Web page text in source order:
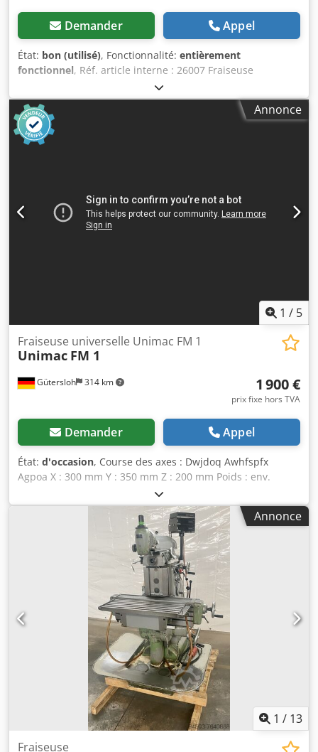
Demander Appel
État: bon (utilisé), Fonctionnalité: entièrement
fonctionnel, Réf. article interne : 26007 Fraiseuse
universelle Deckel FP1 Courses : X300 / Y160 / Z340 mm
Course de la broche : 60 mm Puissance raccordée : 1,9 kW
Djdpezb Ni Ajfx Agpewa Nombre de vitesses de broche : 16
Plage de vitesse : 40–2000 tr/min Cône porte-outil : SK40
Avance : réglable en continu 5–500 mm/min Avance rapide
d’espace de stockage chauffé.
Annonce
1 / 5
Gütersloh 314 km
Fraiseuse universelle Unimac FM 1
Unimac FM 1
1 900 €
prix fixe hors TVA
Demander Appel
État: d'occasion, Course des axes : Dwjdoq Awhfspfx
Agpoa X : 300 mm Y : 350 mm Z : 200 mm Poids : env.
Annonce
1 / 13
Fraiseuse